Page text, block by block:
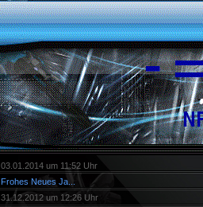
03.01.2014 um 11:52 Uhr
Frohes Neues Ja...
31.12.2012 um 12:26 Uhr